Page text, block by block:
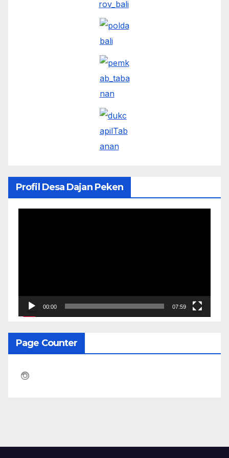
Profil Desa Dajan Peken
00:00 07:59
Page Counter